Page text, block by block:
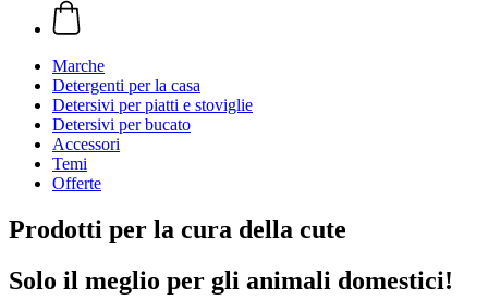
Marche
Detergenti per la casa
Detersivi per piatti e stoviglie
Detersivi per bucato
Accessori
Temi
Offerte
Prodotti per la cura della cute
Solo il meglio per gli animali domestici!